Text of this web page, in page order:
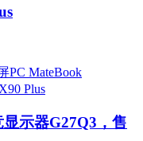
示器G27Q3，售